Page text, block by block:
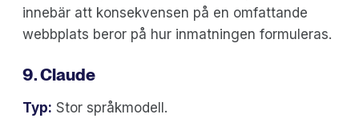
innebär att konsekvensen på en omfattande
webbplats beror på hur inmatningen formuleras.
9. Claude
Typ: Stor språkmodell.